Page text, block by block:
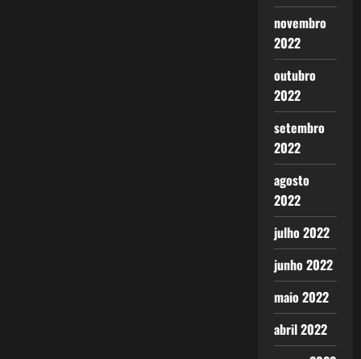
novembro
2022
outubro
2022
setembro
2022
agosto
2022
julho 2022
junho 2022
maio 2022
abril 2022